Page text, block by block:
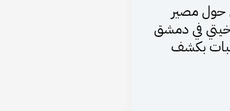
حول مصير
في دمشق
بكشف